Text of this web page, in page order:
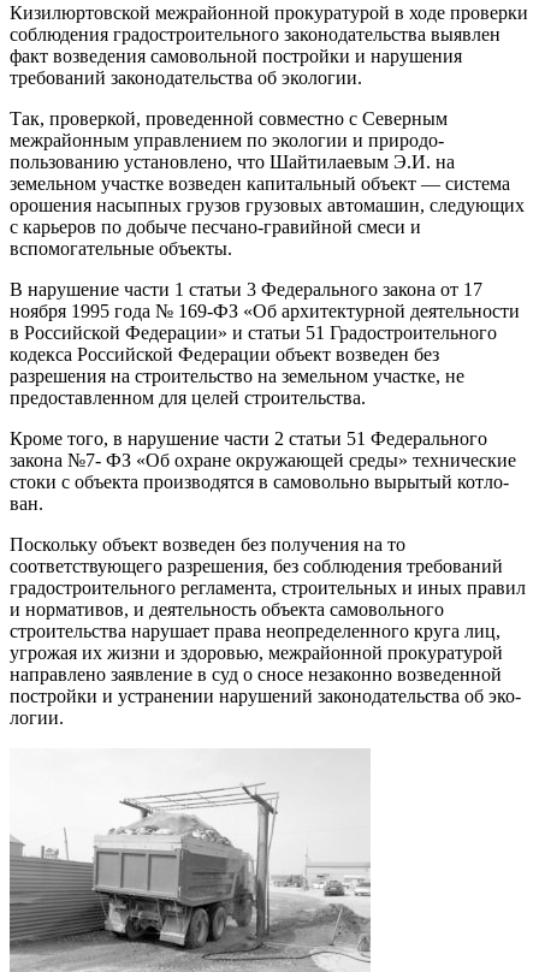
Кизилюртовской межрайонной прокуратурой в ходе проверки
со­блюдения градостроительного за­конодательства выявлен
факт воз­ведения самовольной постройки и нарушения
требований законода­тельства об экологии.
Так, проверкой, проведенной со­вместно с Северным
межрайонным управлением по экологии и природо­
пользованию установлено, что Шай­тилаевым Э.И. на
земельном участке возведен капитальный объект — систе­ма
орошения насыпных грузов грузо­вых автомашин, следующих
с карье­ров по добыче песчано-гравийной смеси и
вспомогательные объекты.
В нарушение части 1 статьи 3 Фе­дерального закона от 17
ноября 1995 года № 169-ФЗ «Об архитектурной деятельности
в Российской Федера­ции» и статьи 51 Градостроительно­го
кодекса Российской Федерации объект возведен без
разрешения на строительство на земельном участке, не
предоставленном для целей стро­ительства.
Кроме того, в нарушение части 2 статьи 51 Федерального
закона №7- ФЗ «Об охране окружающей среды» технические
стоки с объекта произ­водятся в самовольно вырытый котло­
ван.
Поскольку объект возведен без получения на то
соответствующего разрешения, без соблюдения тре­бований
градостроительного регла­мента, строительных и иных правил
и нормативов, и деятельность объекта самовольного
строительства наруша­ет права неопределенного круга лиц,
угрожая их жизни и здоровью, меж­районной прокуратурой
направлено заявление в суд о сносе незаконно возведенной
постройки и устранении нарушений законодательства об эко­
логии.